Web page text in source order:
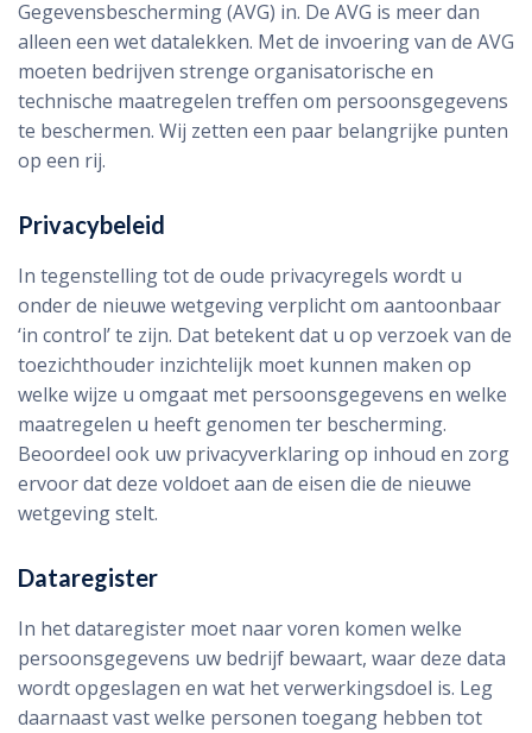
Gegevensbescherming (AVG) in. De AVG is meer dan
alleen een wet datalekken. Met de invoering van de AVG
moeten bedrijven strenge organisatorische en
technische maatregelen treffen om persoonsgegevens
te beschermen. Wij zetten een paar belangrijke punten
op een rij.
Privacybeleid
In tegenstelling tot de oude privacyregels wordt u
onder de nieuwe wetgeving verplicht om aantoonbaar
‘in control’ te zijn. Dat betekent dat u op verzoek van de
toezichthouder inzichtelijk moet kunnen maken op
welke wijze u omgaat met persoonsgegevens en welke
maatregelen u heeft genomen ter bescherming.
Beoordeel ook uw privacyverklaring op inhoud en zorg
ervoor dat deze voldoet aan de eisen die de nieuwe
wetgeving stelt.
Dataregister
In het dataregister moet naar voren komen welke
persoonsgegevens uw bedrijf bewaart, waar deze data
wordt opgeslagen en wat het verwerkingsdoel is. Leg
daarnaast vast welke personen toegang hebben tot